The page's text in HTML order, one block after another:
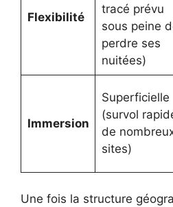
Flexibilité
tracé prévu
sous peine
perdre ses
nuitées)
Immersion
Superficielle
(survol
de
sites)
Une fois la structure